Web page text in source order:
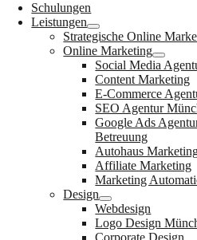
Schulungen
Leistungen
Strategische Online
Online Marketing
Social Media
Content Marketing
E-Commerce
SEO Agentur
Google Ads
Betreuung
Autohaus
Affiliate Marketing
Marketing
Design
Webdesign
Logo Design
Corporate Design